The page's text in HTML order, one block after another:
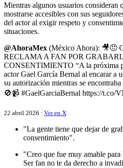
Mientras algunos usuarios consideran
mostrarse accesibles con sus
del actor al exigir respeto y
situaciones.
@AhoraMex (México Ahora): 🎥😠
RECLAMA A FAN POR
CONSENTIMIENTO “A la próxima
actor Gael García Bernal al encarar a
su autorización mientras se
🚫📹 #GaelGarciaBernal https://t.co/
22 abril 2026 · Ver en X
"La gente tiene que dejar de
consentimiento".
"Creo que fue muy amable
Ser fan no te da derecho a